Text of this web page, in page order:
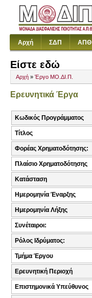
Αρχή ΣΔΠ ΑΠΘ
Είστε εδώ
Αρχή » Έργο ΜΟ.ΔΙ.Π.
Ερευνητικά Έργα
Κωδικός Προγράμματος
Τίτλος
Φορέας Χρηματοδότησης:
Πλαίσιο Χρηματοδότησης
Κατάσταση
Ημερομηνία Έναρξης
Ημερομηνία Λήξης
Συνέταιροι:
Ρόλος Ιδρύματος:
Τμήμα Έργου
Ερευνητική Περιοχή
Επιστημονικά Υπεύθυνος